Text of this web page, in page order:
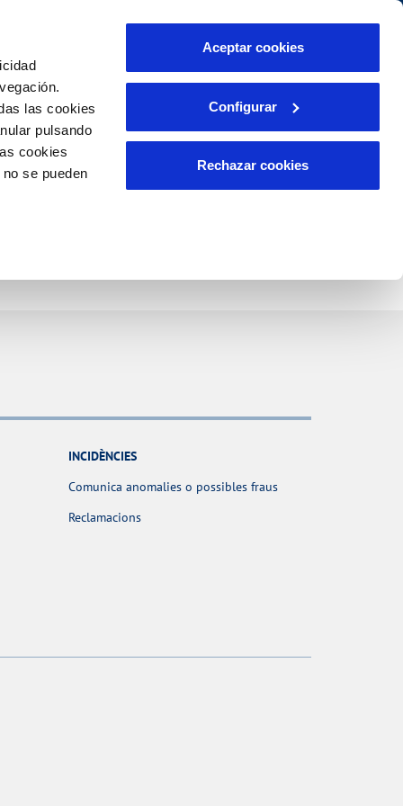
las cookies
pulsando
cookies
se pueden
Aceptar cookies
Configurar
Rechazar cookies
INCIDÈNCIES
Comunica anomalies o possibles
PORTAL DE TRANSPARÈNCIA
Compromís
INCIDÈNCIES
Comunica anomalies o possibles fraus
Reclamacions